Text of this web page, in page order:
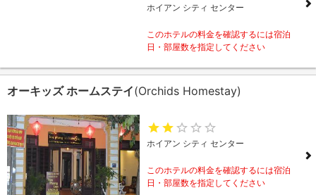
ホイアン シティ センター
このホテルの料金を確認するには宿泊
日・部屋数を指定してください
オーキッズ ホームステイ(Orchids Homestay)
ホイアン シティ センター
このホテルの料金を確認するには宿泊
日・部屋数を指定してください